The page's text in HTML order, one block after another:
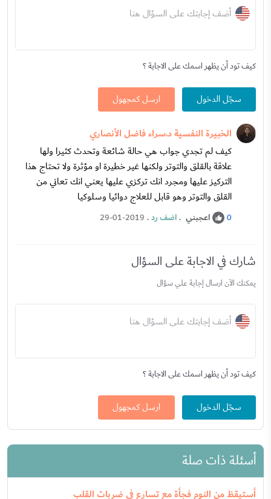
أضف إجابتك على السؤال هنا
كيف تود أن يظهر اسمك على الاجابة ؟
سجّل الدخول ارسل كمجهول
الخبيرة النفسية د.سراء فاضل الأنصاري
كيف لم تجدي جواب هي حالة شائعة وتحدث كثيرا ولها
علاقة بالقلق والتوتر ولكنها غير خطيرة او مؤثرة ولا تحتاج هذا
التركيز عليها ومجرد انك تركزي عليها يعني انك تعاني من
القلق والتوتر وهو قابل للعلاج دوائيا وسلوكيا
0 اعجبني .اضف رد.
29-01-2019
شارك في الاجابة على السؤال
يمكنك الآن ارسال إجابة علي سؤال
أضف إجابتك على السؤال هنا
كيف تود أن يظهر اسمك على الاجابة ؟
سجّل الدخول ارسل كمجهول
أسئلة ذات صلة
أستيقظ من النوم فجأة مع تسارع في ضربات القلب